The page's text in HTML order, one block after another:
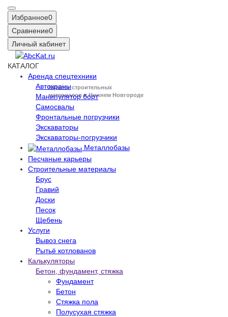
Избранное0
Сравнение0
Личный кабинет
Каталог строительных
материалов в Нижнем Новгороде
КАТАЛОГ
Аренда спецтехники
Автокраны
Манипулятор борт
Самосвалы
Фронтальные погрузчики
Экскаваторы
Экскаваторы-погрузчики
Металлобазы
Песчаные карьеры
Строительные материалы
Брус
Гравий
Доски
Песок
Щебень
Услуги
Вывоз снега
Рытьё котлованов
Калькуляторы
Бетон, фундамент, стяжка
Фундамент
Бетон
Стяжка пола
Полусухая стяжка